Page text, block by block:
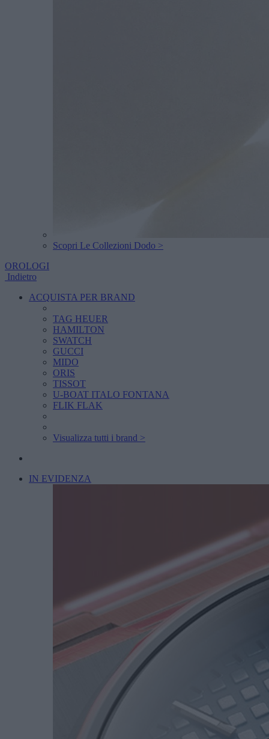
Scopri Le Collezioni Dodo >
OROLOGI
Indietro
ACQUISTA PER BRAND
TAG HEUER
HAMILTON
SWATCH
GUCCI
MIDO
ORIS
TISSOT
U-BOAT ITALO FONTANA
FLIK FLAK
Visualizza tutti i brand >
IN EVIDENZA